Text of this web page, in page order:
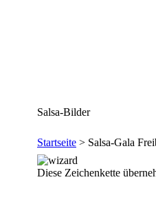
Salsa-Bilder
Startseite > Salsa-Gala
Diese Zeichenkette